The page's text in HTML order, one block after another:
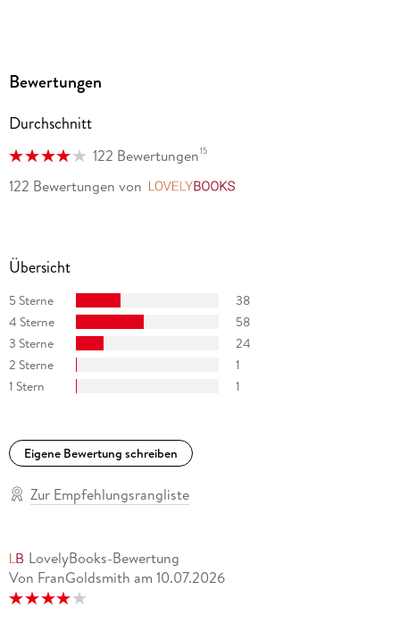
spannenden Geschichten zu vermengen. « Helmut Pusch /
Bewertungen
Durchschnitt
122 Bewertungen15
122 Bewertungen von
Übersicht
5 Sterne
38
4 Sterne
58
3 Sterne
24
2 Sterne
1
1 Stern
1
Eigene Bewertung schreiben
Zur Empfehlungsrangliste
LovelyBooks-Bewertung
Von FranGoldsmith am 10.07.2026